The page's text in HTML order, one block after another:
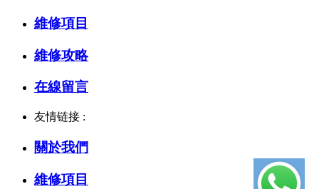
維修項目
維修攻略
在線留言
友情链接 :
關於我們
維修項目